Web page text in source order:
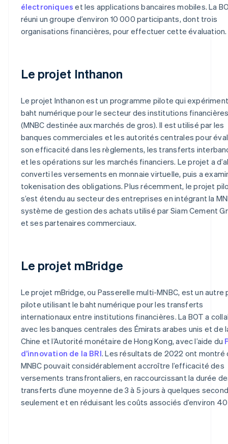
électroniques et les applications bancaires mobiles. La
réuni un groupe d’environ 10 000 participants, dont trois
organisations financières, pour effectuer cette évaluation.
Le projet Inthanon
Le projet Inthanon est un programme pilote qui
baht numérique pour le secteur des institutions
(MNBC destinée aux marchés de gros). Il est utilisé par les
banques commerciales et les autorités centrales pour
son efficacité dans les règlements, les transferts
et les opérations sur les marchés financiers. Le projet a
converti les versements en monnaie virtuelle, puis a
tokenisation des obligations. Plus récemment, le projet
s’est étendu au secteur des entreprises en intégrant la
système de gestion des achats utilisé par Siam Cement
et ses partenaires commerciaux.
Le projet mBridge
Le projet mBridge, ou Passerelle multi-MNBC, est un autre
pilote utilisant le baht numérique pour les transferts
internationaux entre institutions financières. La BOT a
avec les banques centrales des Émirats arabes unis et de
Chine et l’Autorité monétaire de Hong Kong, avec l’aide du
d’innovation de la BRI. Les résultats de 2022 ont montré
MNBC pouvait considérablement accroître l’efficacité des
versements transfrontaliers, en raccourcissant la durée
transferts d’une moyenne de 3 à 5 jours à quelques
seulement et en réduisant les coûts associés d’environ 40